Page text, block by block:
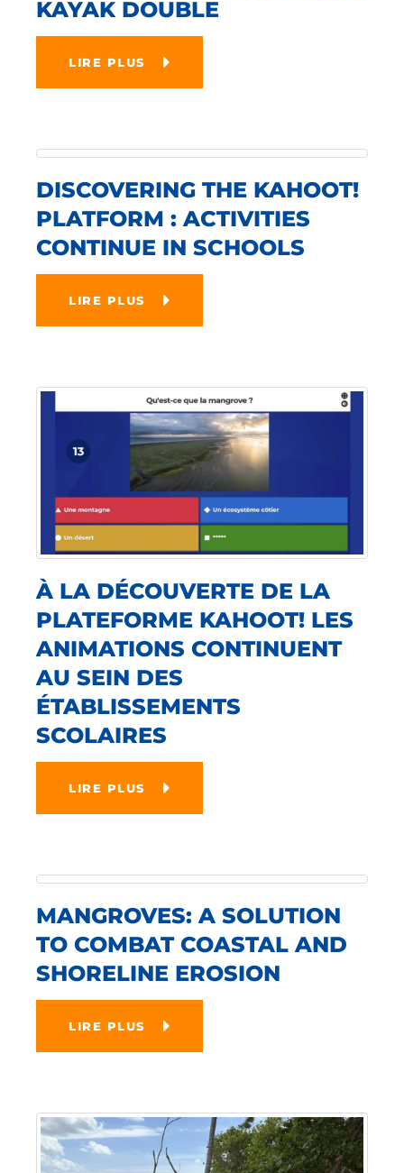
KAYAK DOUBLE
LIRE PLUS
DISCOVERING THE KAHOOT!
PLATFORM : ACTIVITIES
CONTINUE IN SCHOOLS
LIRE PLUS
À LA DÉCOUVERTE DE LA
PLATEFORME KAHOOT! LES
ANIMATIONS CONTINUENT
AU SEIN DES
ÉTABLISSEMENTS
SCOLAIRES
LIRE PLUS
MANGROVES: A SOLUTION
TO COMBAT COASTAL AND
SHORELINE EROSION
LIRE PLUS